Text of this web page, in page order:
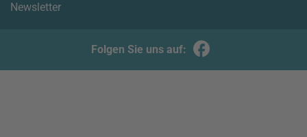
Newsletter
Folgen Sie uns auf: